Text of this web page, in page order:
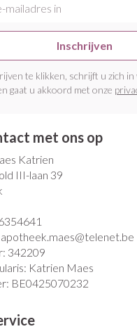
Inschrijven
te klikken, schrijft u zich
gaat u akkoord met onze
met ons op
Katrien
III-laan 39
apotheek.maes@telenet.be
342209
Katrien Maes
BE0425070232